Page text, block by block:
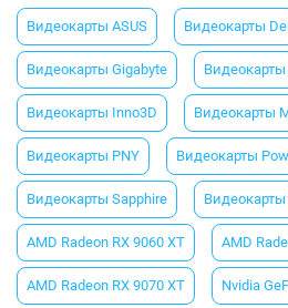
Видеокарты ASUS Видеокарты Dell
Видеокарты Gigabyte Видеокарты
Видеокарты Inno3D Видеокарты
Видеокарты PNY Видеокарты
Видеокарты Sapphire Видеокарты
AMD Radeon RX 9060 XT AMD
AMD Radeon RX 9070 XT Nvidia